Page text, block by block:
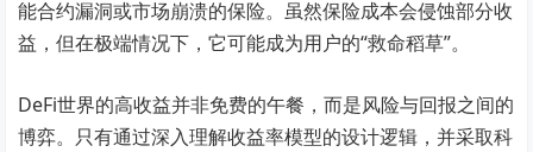
能合约漏洞或市场崩溃的保险。虽然保险成本会侵蚀部分收
益，但在极端情况下，它可能成为用户的“救命稻草”。
DeFi世界的高收益并非免费的午餐，而是风险与回报之间的
博弈。只有通过深入理解收益率模型的设计逻辑，并采取科